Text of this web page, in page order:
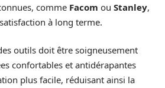
comme Facom ou Stanley,
à long terme.
outils doit être soigneusement
confortables et antidérapantes
plus facile, réduisant ainsi la